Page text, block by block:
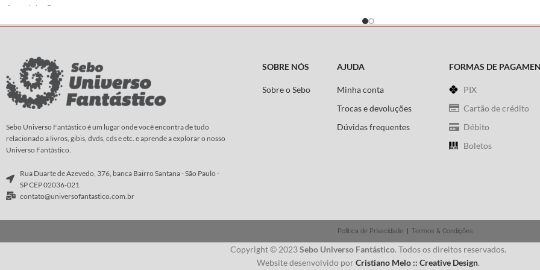
Arte:
John Buscema
Sebo Universo Fantástico é um lugar onde você encontra de tudo
relacionado a livros, gibis, dvds, cds e etc. e aprende a explorar o nosso
Universo Fantástico.
Rua Duarte de Azevedo, 376, banca Bairro Santana - São Paulo -
SP CEP 02036-021
contato@universofantastico.com.br
SOBRE NÓS
Sobre o Sebo
AJUDA
Minha conta
Trocas e devoluções
Dúvidas frequentes
FORMAS DE
PIX
Cartão de crédito
Débito
Boletos
Política de Privacidade | Termos & Condições
Copyright © 2023Sebo Universo Fantástico. Todos os direitos reservados.
Website desenvolvido por Cristiano Melo :: Creative Design.